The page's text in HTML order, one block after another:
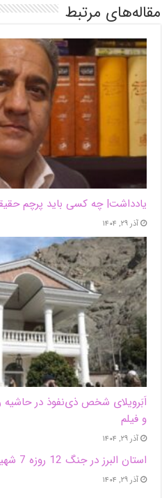
مقاله‌های مرتبط
یادداشت| ‌چه کسی باید پرچم
آذر ۲۹, ۱۴۰۴
اَبَر‌ویلای شخص ذی‌نفوذ در
و فیلم
آذر ۲۹, ۱۴۰۴
استان البرز در جنگ 12 روزه 7 شهید دانشجو تقدیم انقلاب کرد
آذر ۲۹, ۱۴۰۴